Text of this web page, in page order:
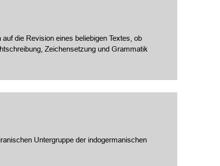
die Revision eines beliebigen Textes, ob
Zeichensetzung und Grammatik
Untergruppe der indogermanischen